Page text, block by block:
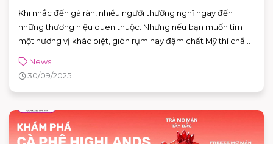
Khi nhắc đến gà rán, nhiều người thường nghĩ ngay đến
những thương hiệu quen thuộc. Nhưng nếu bạn muốn tìm
một hương vị khác biệt, giòn rụm hay đậm chất Mỹ thì chắc
Chicken có ngon không? Hãy cùng AEON MALL Bình Tân
khám phá nhé.
News
30/09/2025